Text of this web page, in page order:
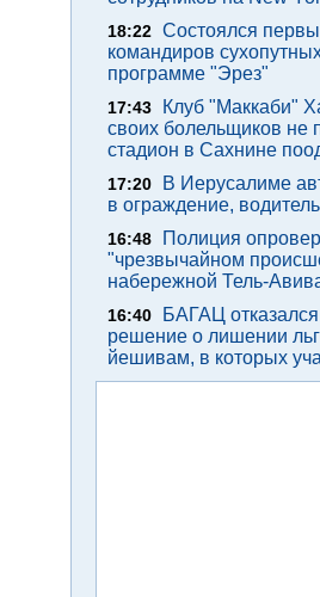
18:22 Состоялся
командиров
программе "Эрез"
17:43
Клуб "Маккаби"
своих болельщиков не
стадион в Сахнине
17:20
В Иерусалиме
в ограждение,
16:48
Полиция
"чрезвычайном
набережной Тель-
16:40
БАГАЦ
решение о лишении
йешивам, в которых